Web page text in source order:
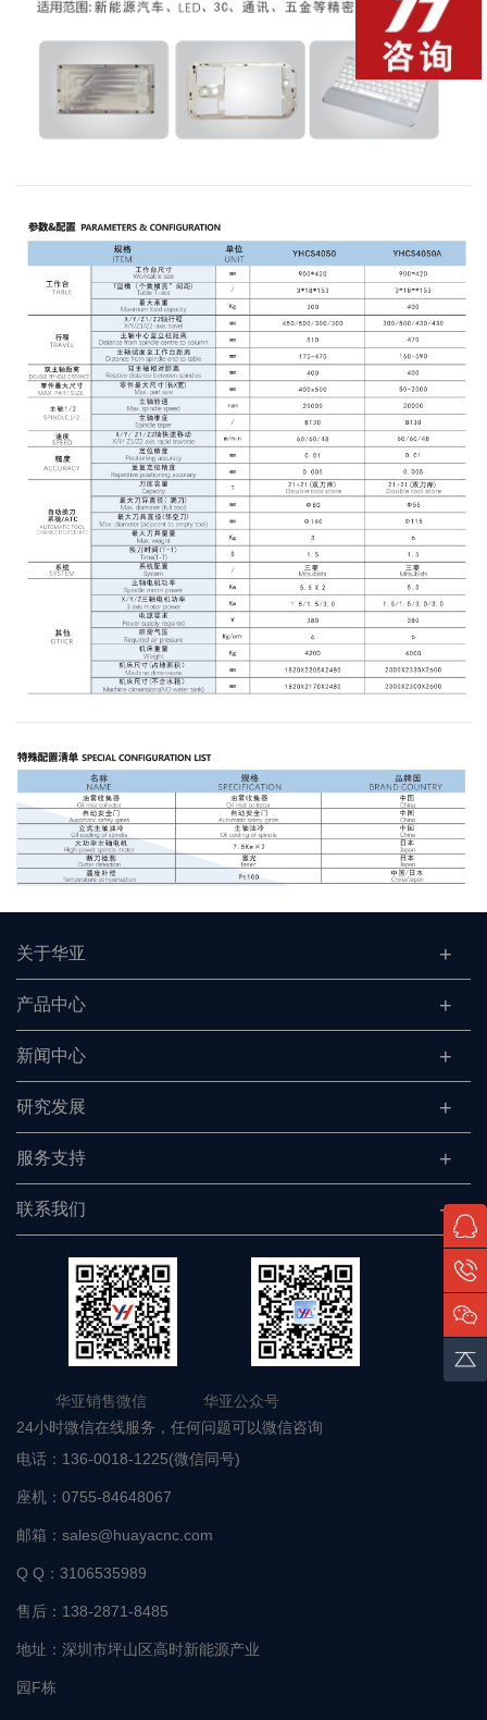
关于华亚
产品中心
新闻中心
研究发展
服务支持
联系我们
华亚销售微信 华亚公众号
24小时微信在线服务，任何问题可以微信咨询
电话： 136-0018-1225(微信同号)
座机： 0755-84648067
邮箱： sales@huayacnc.com
Q Q： 3106535989
售后： 138-2871-8485
地址： 深圳市坪山区高时新能源产业
园F栋